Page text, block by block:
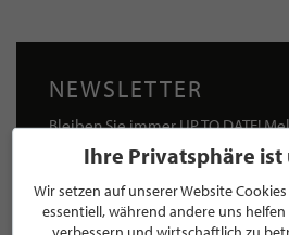
NEWSLETTER
Bleiben Sie immer UP TO DATE!
unseren STILPUNKTE®-Newsletter
Neuigkeiten, Trends
Mit der Anmeldung für unseren
unseren
Ihre Privatsphäre ist
Wir setzen auf unserer Website
essentiell, während andere uns